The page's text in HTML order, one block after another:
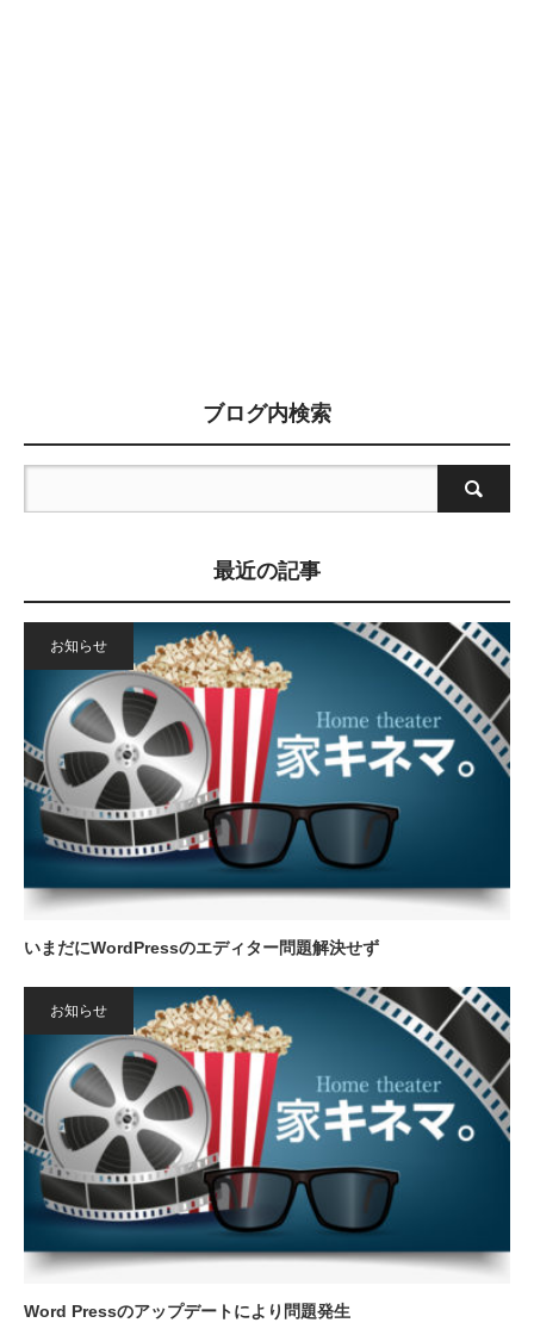
ブログ内検索
最近の記事
お知らせ
いまだにWordPressのエディター問題解決せず
お知らせ
Word Pressのアップデートにより問題発生